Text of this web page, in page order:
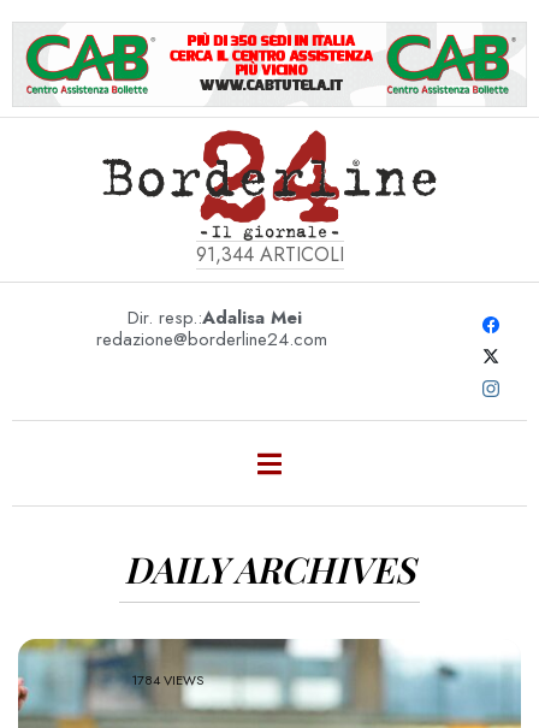
91,344ARTICOLI
Dir. resp.:Adalisa Mei
redazione@borderline24.com
DAILY ARCHIVES
1784 VIEWS